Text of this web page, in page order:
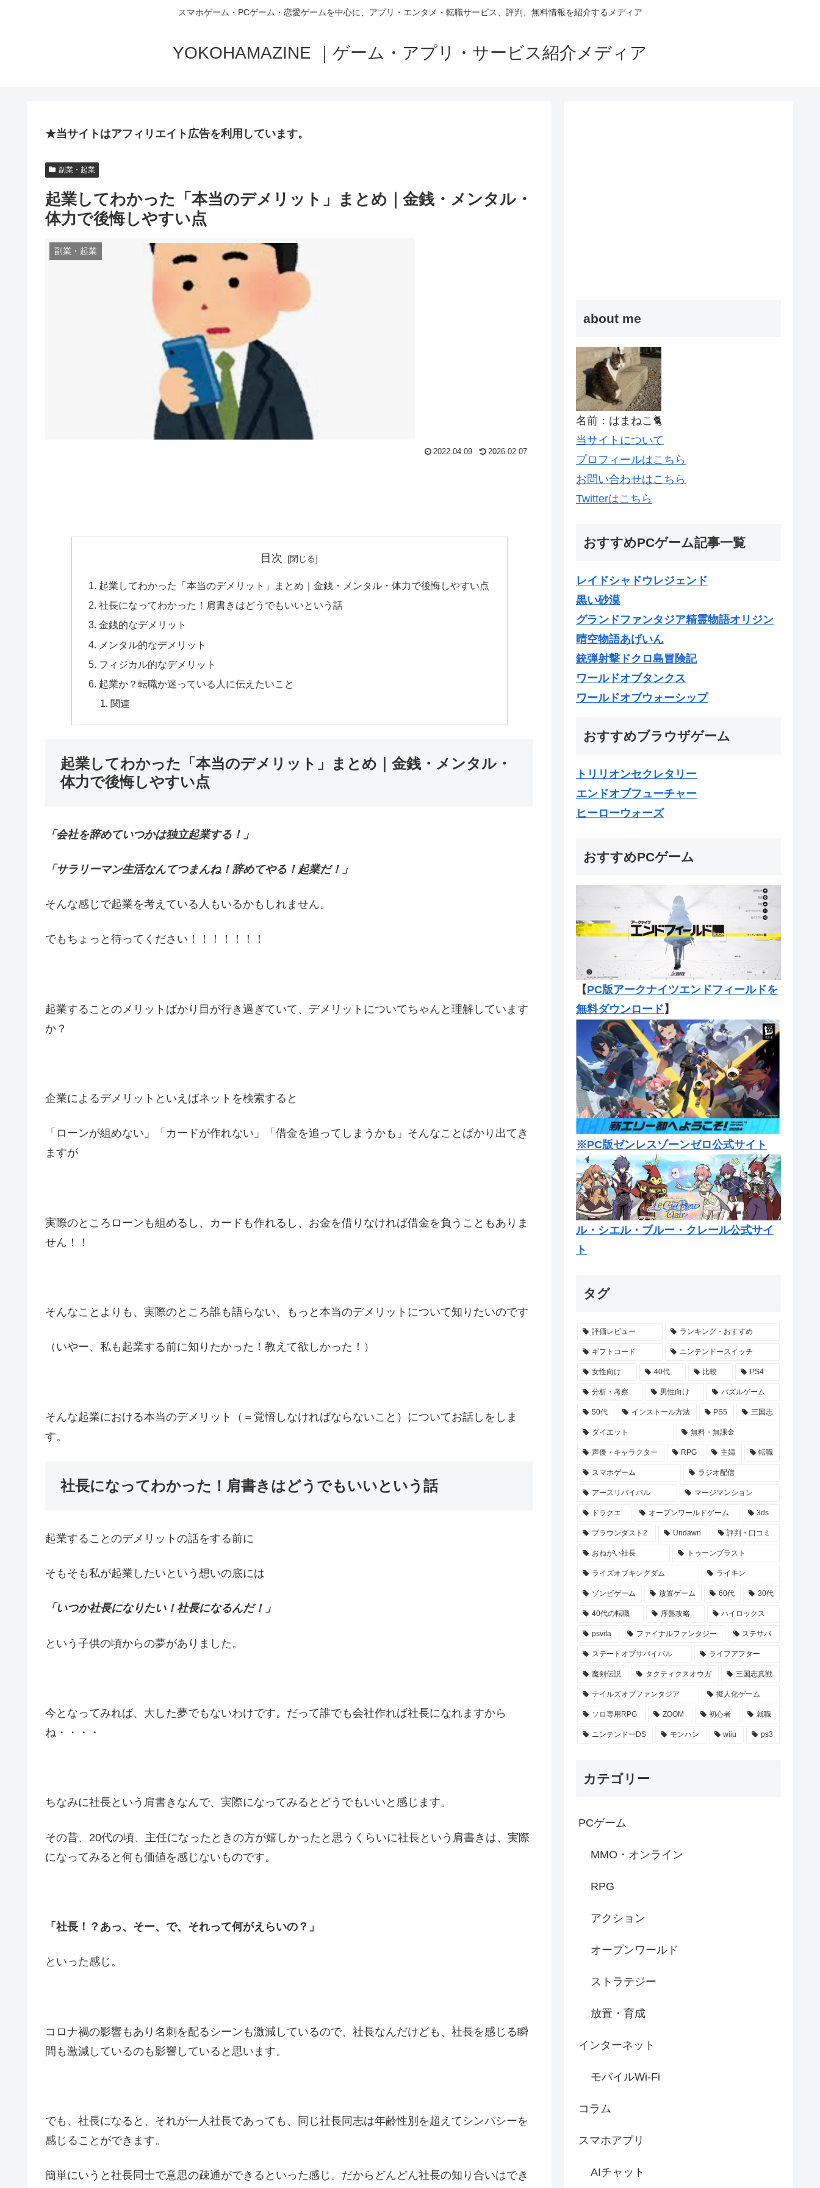
スマホゲーム・PCゲーム・恋愛ゲームを中心に、アプリ・エンタメ・転職サービス、評判、無料情報を紹介するメディア
YOKOHAMAZINE ｜ゲーム・アプリ・サービス紹介メディア
★当サイトはアフィリエイト広告を利用しています。
副業・起業
起業してわかった「本当のデメリット」まとめ｜金銭・メンタル・
体力で後悔しやすい点
副業・起業
2022.04.09 2026.02.07
目次
起業してわかった「本当のデメリット」まとめ｜金銭・メンタル・体力で後悔しやすい点
社長になってわかった！肩書きはどうでもいいという話
金銭的なデメリット
メンタル的なデメリット
フィジカル的なデメリット
起業か？転職か迷っている人に伝えたいこと
関連
起業してわかった「本当のデメリット」まとめ｜金銭・メンタル・
体力で後悔しやすい点
「会社を辞めていつかは独立起業する！」
「サラリーマン生活なんてつまんね！辞めてやる！起業だ！」
そんな感じで起業を考えている人もいるかもしれません。
でもちょっと待ってください！！！！！！！
起業することのメリットばかり目が行き過ぎていて、デメリットについてちゃんと理解しています
か？
企業によるデメリットといえばネットを検索すると
「ローンが組めない」「カードが作れない」「借金を追ってしまうかも」そんなことばかり出てき
ますが
実際のところローンも組めるし、カードも作れるし、お金を借りなければ借金を負うこともありま
せん！！
そんなことよりも、実際のところ誰も語らない、もっと本当のデメリットについて知りたいのです
（いやー、私も起業する前に知りたかった！教えて欲しかった！）
そんな起業における本当のデメリット（＝覚悟しなければならないこと）についてお話しをしま
す。
社長になってわかった！肩書きはどうでもいいという話
起業することのデメリットの話をする前に
そもそも私が起業したいという想いの底には
「いつか社長になりたい！社長になるんだ！」
という子供の頃からの夢がありました。
今となってみれば、大した夢でもないわけです。だって誰でも会社作れば社長になれますから
ね・・・・
ちなみに社長という肩書きなんで、実際になってみるとどうでもいいと感じます。
その昔、20代の頃、主任になったときの方が嬉しかったと思うくらいに社長という肩書きは、実際
になってみると何も価値を感じないものです。
「社長！？あっ、そー、で、それって何がえらいの？」
といった感じ。
コロナ禍の影響もあり名刺を配るシーンも激減しているので、社長なんだけども、社長を感じる瞬
間も激減しているのも影響していると思います。
でも、社長になると、それが一人社長であっても、同じ社長同志は年齢性別を超えてシンパシーを
感じることができます。
簡単にいうと社長同士で意思の疎通ができるといった感じ。だからどんどん社長の知り合いはでき
about me
名前：はまねこ🐈
当サイトについて
プロフィールはこちら
お問い合わせはこちら
Twitterはこちら
おすすめPCゲーム記事一覧
レイドシャドウレジェンド
黒い砂漠
グランドファンタジア精霊物語オリジン
晴空物語あげいん
銃弾射撃ドクロ島冒険記
ワールドオブタンクス
ワールドオブウォーシップ
おすすめブラウザゲーム
トリリオンセクレタリー
エンドオブフューチャー
ヒーローウォーズ
おすすめPCゲーム
【PC版アークナイツエンドフィールドを
無料ダウンロード 】
※PC版ゼンレスゾーンゼロ公式サイト
ル・シエル・ブルー・クレール公式サイ
ト
タグ
評価レビュー ランキング・おすすめ
ギフトコード ニンテンドースイッチ
女性向け 40代 比較 PS4
分析・考察 男性向け パズルゲーム
50代 インストール方法 PS5 三国志
ダイエット 無料・無課金
声優・キャラクター RPG 主婦 転職
スマホゲーム ラジオ配信
アースリバイバル マージマンション
ドラクエ オープンワールドゲーム 3ds
ブラウンダスト2 Undawn 評判・口コミ
おねがい社長 トゥーンブラスト
ライズオブキングダム ライキン
ゾンビゲーム 放置ゲーム 60代 30代
40代の転職 序盤攻略 ハイロックス
psvita ファイナルファンタジー ステサバ
ステートオブサバイバル ライフアフター
魔剣伝説 タクティクスオウガ 三国志真戦
テイルズオブファンタジア 擬人化ゲーム
ソロ専用RPG ZOOM 初心者 就職
ニンテンドーDS モンハン wiiu ps3
カテゴリー
PCゲーム
MMO・オンライン
RPG
アクション
オープンワールド
ストラテジー
放置・育成
インターネット
モバイルWi-Fi
コラム
スマホアプリ
AIチャット